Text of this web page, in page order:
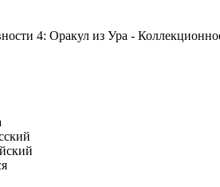
4: Оракул из Ура -